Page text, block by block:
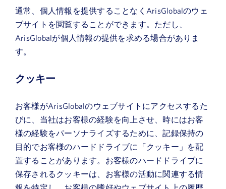
通常、個人情報を提供することなくArisGlobalのウェ
ブサイトを閲覧することができます。ただし、
ArisGlobalが個人情報の提供を求める場合がありま
す。
クッキー
お客様がArisGlobalのウェブサイトにアクセスするた
びに、当社はお客様の経験を向上させ、時にはお客
様の経験をパーソナライズするために、記録保持の
目的でお客様のハードドライブに「クッキー」を配
置することがあります。お客様のハードドライブに
保存されるクッキーは、お客様の活動に関連する情